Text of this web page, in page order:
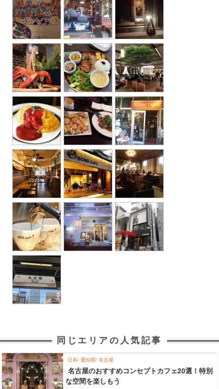
同じエリアの人気記事
日本 愛知県 名古屋
名古屋のおすすめコンセプトカフェ20選！特別
な空間を楽しもう